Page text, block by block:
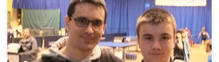
Le 2ème tour du critérium Fédéral avait lieu ce week-end. Maël
termine 22ème en Pré-Régionale Minimes Hugo termine 3ème en Pré-